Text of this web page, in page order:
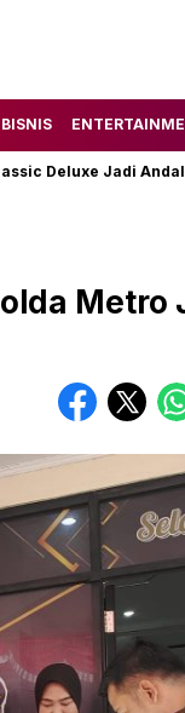
Jadi Andalan
Metro